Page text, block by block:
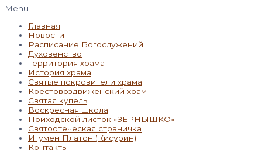
Menu
Главная
Новости
Расписание Богослужений
Духовенство
Территория храма
История храма
Святые покровители храма
Крестовоздвиженский храм
Святая купель
Воскресная школа
Приходской листок «ЗЁРНЫШКО»
Святоотеческая страничка
Игумен Платон (Кисурин)
Контакты